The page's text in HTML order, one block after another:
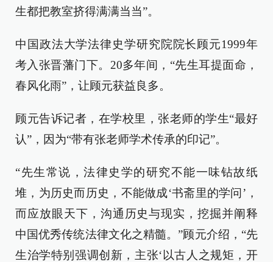
生都把教室挤得满满当当”。
中国政法大学法律史学研究院院长顾元1999年
考入张晋藩门下。20多年间，“先生耳提面命，
春风化雨”，让顾元获益良多。
顾元告诉记者，在学校里，张老师的学生“最好
认”，因为“带有张老师学术传承的印记”。
“先生常说，法律史学的研究不能一味钻故纸
堆，为历史而历史，不能做成‘书斋里的学问’，
而应放眼天下，沟通历史与现实，挖掘并阐释
中国优秀传统法律文化之精髓。”顾元介绍，“先
生治学特别强调创新，主张‘以古人之规矩，开